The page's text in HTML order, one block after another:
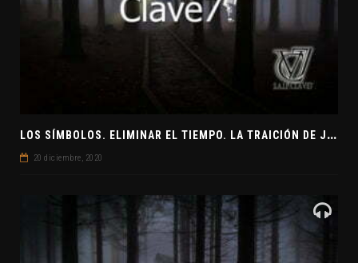
L
OS SÍMBOLOS. ELIMINAR EL TIEMPO. LA TRAICIÓN DE JUDAS
20 diciembre, 2020